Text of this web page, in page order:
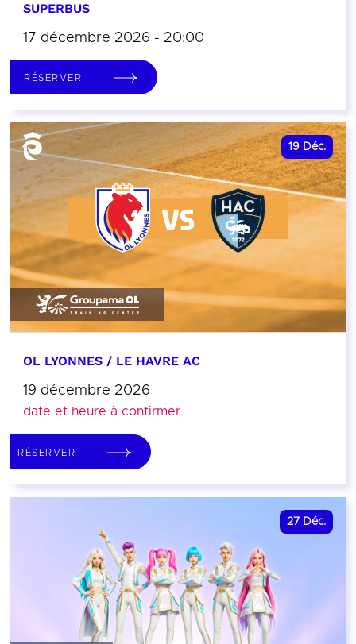
SUPERBUS
17 décembre 2026 - 20:00
RÉSERVER
19 Déc.
OL LYONNES / LE HAVRE AC
19 décembre 2026
date et heure à confirmer
RÉSERVER
27 Déc.